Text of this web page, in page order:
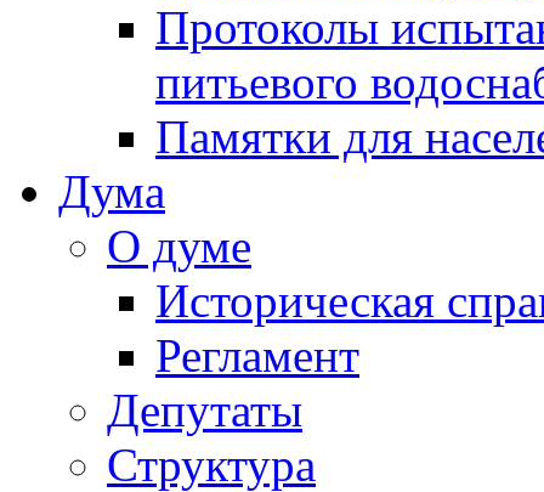
Протоколы
питьевого
Памятки для
Дума
О думе
Историческая
Регламент
Депутаты
Структура